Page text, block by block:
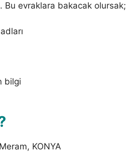
evraklara bakacak olursak;
bilgi
KONYA